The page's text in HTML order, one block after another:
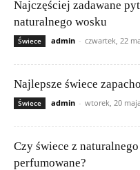
Najczęściej zadawane
naturalnego wosku
Świece admin - czwartek, 22
Najlepsze świece
Świece admin - wtorek, 20
Czy świece z
perfumowane?